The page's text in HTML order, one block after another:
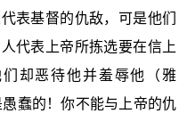
表基督的仇敌，可是他们
代表上帝所拣选要在信上
却恶待他并羞辱他（雅
蠢的！你不能与上帝的仇